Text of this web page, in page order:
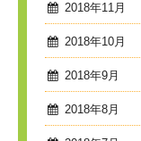
2018年11月
2018年10月
2018年9月
2018年8月